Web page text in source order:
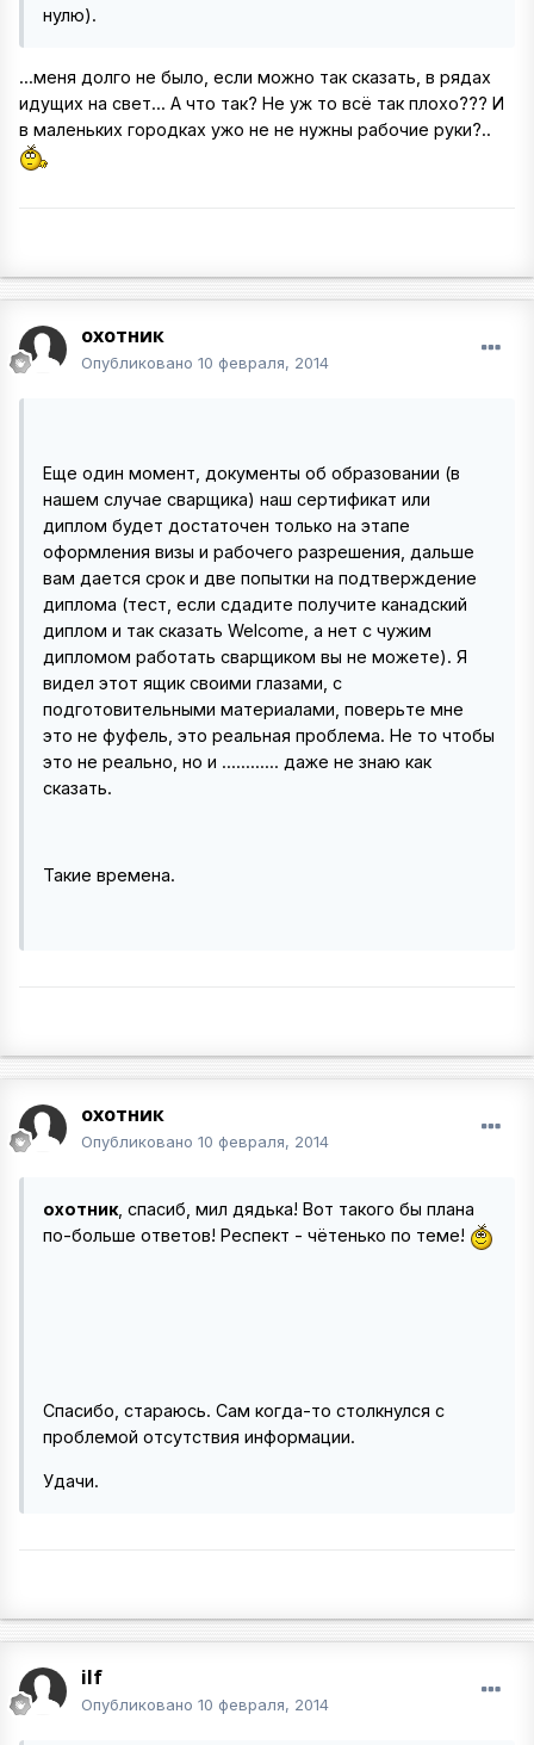
нулю).
...меня долго не было, если можно так сказать, в рядах
идущих на свет... А что так? Не уж то всё так плохо??? И
в маленьких городках ужо не не нужны рабочие руки?..
охотник
Опубликовано 10 февраля, 2014
Еще один момент, документы об образовании (в
нашем случае сварщика) наш сертификат или
диплом будет достаточен только на этапе
оформления визы и рабочего разрешения, дальше
вам дается срок и две попытки на подтверждение
диплома (тест, если сдадите получите канадский
диплом и так сказать Welcome, а нет с чужим
дипломом работать сварщиком вы не можете). Я
видел этот ящик своими глазами, с
подготовительными материалами, поверьте мне
это не фуфель, это реальная проблема. Не то чтобы
это не реально, но и ............ даже не знаю как
сказать.
Такие времена.
охотник
Опубликовано 10 февраля, 2014
охотник, спасиб, мил дядька! Вот такого бы плана
по-больше ответов! Респект - чётенько по теме!
Спасибо, стараюсь. Сам когда-то столкнулся с
проблемой отсутствия информации.
Удачи.
ilf
Опубликовано 10 февраля, 2014